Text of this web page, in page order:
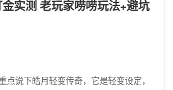
实测 老玩家唠唠玩法+避坑
点说下皓月轻变传奇，它是轻变设定，